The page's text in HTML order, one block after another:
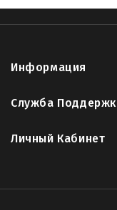
Информация
Служба
Личный Кабинет